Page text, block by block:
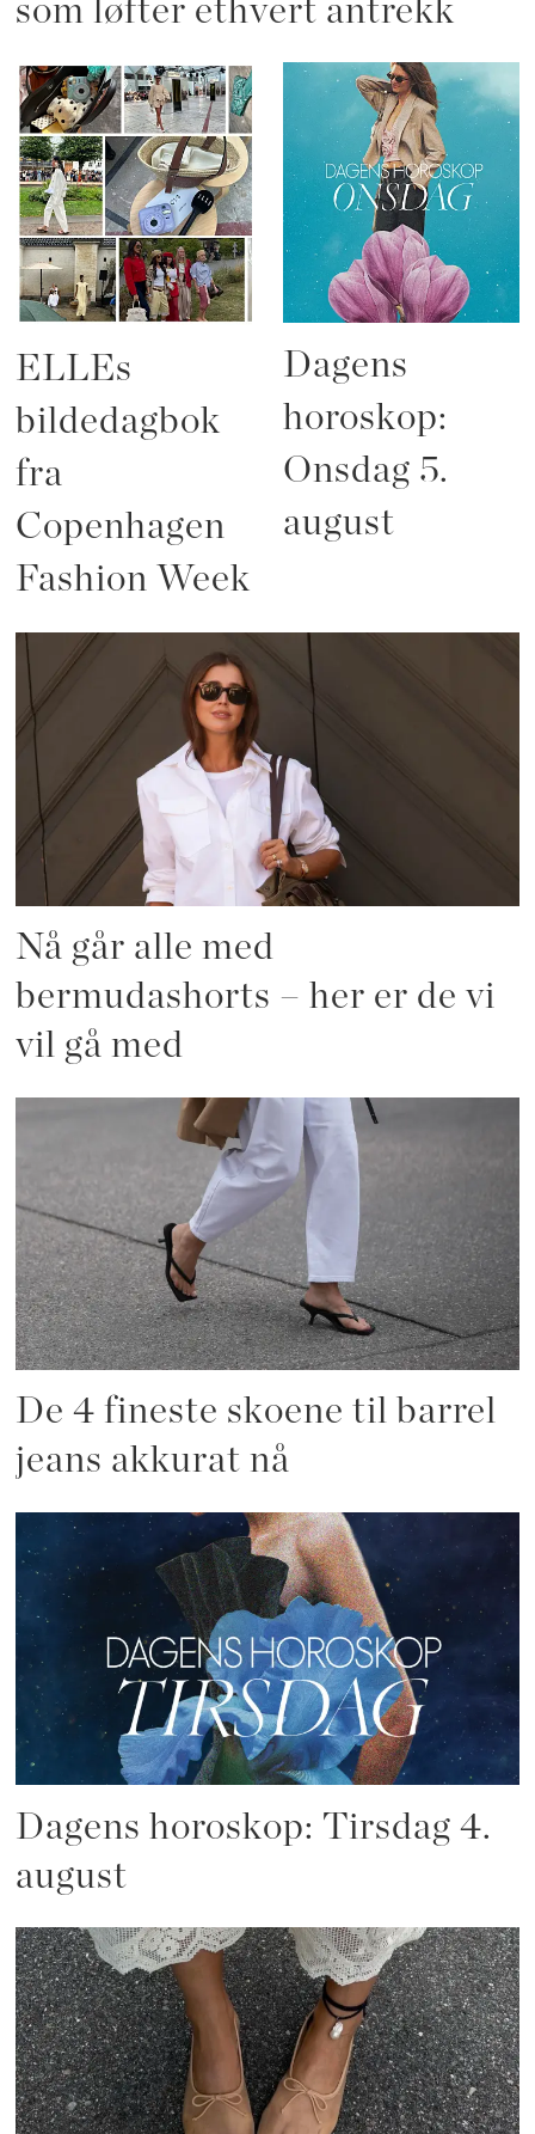
som løfter ethvert antrekk
ELLEs
bildedagbok
fra
Copenhagen
Fashion Week
Dagens
horoskop:
Onsdag 5.
august
Nå går alle med
bermudashorts – her er de vi
vil gå med
De 4 fineste skoene til barrel
jeans akkurat nå
Dagens horoskop: Tirsdag 4.
august